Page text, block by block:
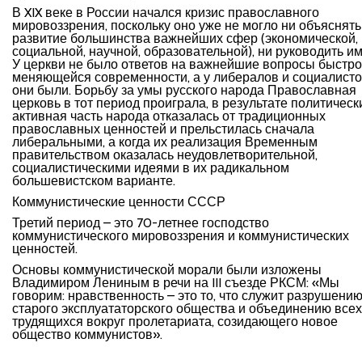
В XIX веке в России начался кризис православного
мировоззрения, поскольку оно уже не могло ни объяснять
развитие большинства важнейших сфер (экономической,
социальной, научной, образовательной), ни руководить
У церкви не было ответов на важнейшие вопросы быстро
меняющейся современности, а у либералов и
они были. Борьбу за умы русского народа Православная
церковь в тот период проиграла, в результате
активная часть народа отказалась от традиционных
православных ценностей и прельстилась сначала
либеральными, а когда их реализация Временным
правительством оказалась неудовлетворительной,
социалистическими идеями в их радикальном
большевистском варианте.
Коммунистические ценности СССР
Третий период – это 70-летнее господство
коммунистического мировоззрения и коммунистических
ценностей.
Основы коммунистической морали были изложены
Владимиром Лениным в речи на III съезде РКСМ: «Мы
говорим: нравственность – это то, что служит разрушению
старого эксплуататорского общества и объединению всех
трудящихся вокруг пролетариата, созидающего новое
общество коммунистов».